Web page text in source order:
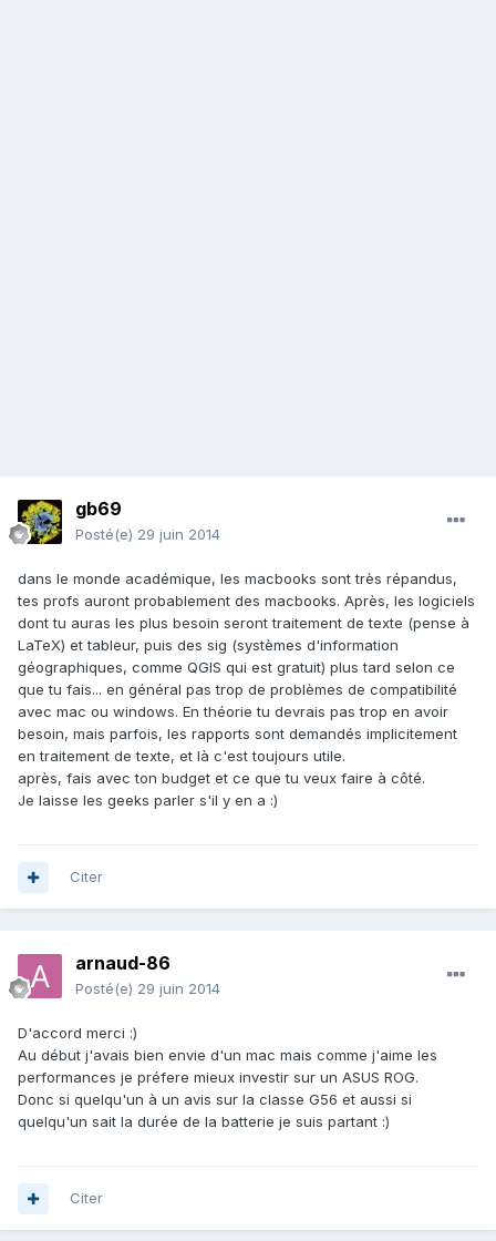
gb69
Posté(e) 29 juin 2014
dans le monde académique, les macbooks sont très répandus,
tes profs auront probablement des macbooks. Après, les logiciels
dont tu auras les plus besoin seront traitement de texte (pense à
LaTeX) et tableur, puis des sig (systèmes d'information
géographiques, comme QGIS qui est gratuit) plus tard selon ce
que tu fais... en général pas trop de problèmes de compatibilité
avec mac ou windows. En théorie tu devrais pas trop en avoir
besoin, mais parfois, les rapports sont demandés implicitement
en traitement de texte, et là c'est toujours utile.
après, fais avec ton budget et ce que tu veux faire à côté.
Je laisse les geeks parler s'il y en a :)
Citer
arnaud-86
Posté(e) 29 juin 2014
D'accord merci :)
Au début j'avais bien envie d'un mac mais comme j'aime les
performances je préfere mieux investir sur un ASUS ROG.
Donc si quelqu'un à un avis sur la classe G56 et aussi si
quelqu'un sait la durée de la batterie je suis partant :)
Citer